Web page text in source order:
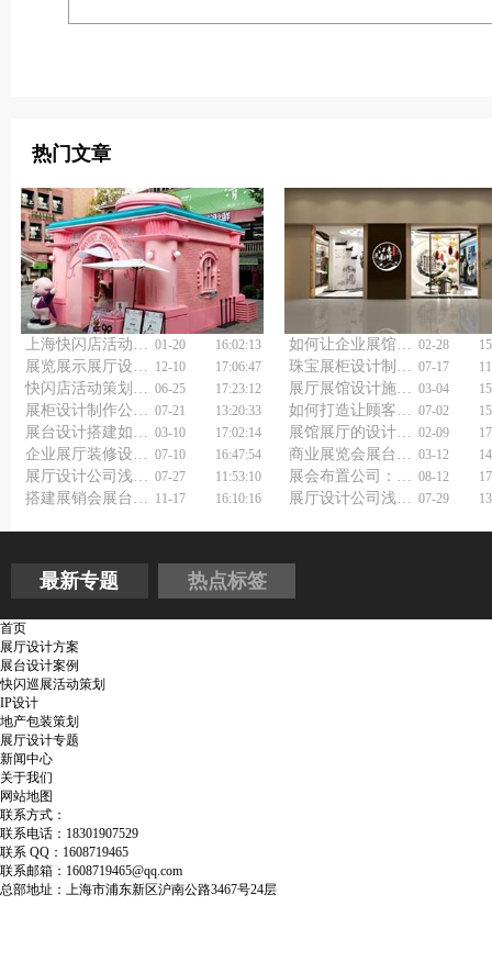
热门文章
上海快闪店活动策划公司：创意点亮生活 01-20 16:02:13 如何让企业展馆展厅设计施工更具吸引力？ 02-28
展览展示展厅设计装修要点 12-10 17:06:47 珠宝展柜设计制作应哪些问题？ 07-17
快闪店活动策划公司如何助力企业快速增长？ 06-25 17:23:12 展厅展馆设计施工重点 03-04
展柜设计制作公司浅谈展示柜的维护保养 07-21 13:20:33 如何打造让顾客一眼难忘的企业展厅设计搭建方案？ 07-02
展台设计搭建如何做才能吸引人？ 03-10 17:02:14 展馆展厅的设计搭建如何做好？ 02-09
企业展厅装修设计如何变身未来科技殿堂？ 07-10 16:47:54 商业展览会展台设计搭建方案怎样做到既实用又美观？ 03-12
展厅设计公司浅谈传统元素在餐饮设计的应用 07-27 11:53:10 展会布置公司：如何让你的展位成全场焦点？ 08-12
搭建展销会展台如何避免踩坑？ 11-17 16:10:16 展厅设计公司浅谈酒店设计中的情感表达 07-29
最新专题 热点标签
首页
展厅设计方案
展台设计案例
快闪巡展活动策划
IP设计
地产包装策划
展厅设计专题
新闻中心
关于我们
网站地图
联系方式：
联系电话：18301907529
联系 QQ：1608719465
联系邮箱：1608719465@qq.com
总部地址：上海市浦东新区沪南公路3467号24层